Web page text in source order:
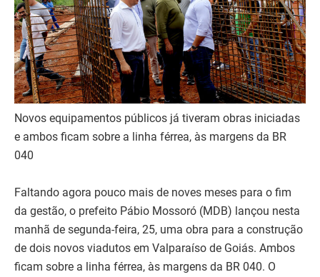
Novos equipamentos públicos já tiveram obras iniciadas
e ambos ficam sobre a linha férrea, às margens da BR
040
Faltando agora pouco mais de noves meses para o fim
da gestão, o prefeito Pábio Mossoró (MDB) lançou nesta
manhã de segunda-feira, 25, uma obra para a construção
de dois novos viadutos em Valparaíso de Goiás. Ambos
ficam sobre a linha férrea, às margens da BR 040. O